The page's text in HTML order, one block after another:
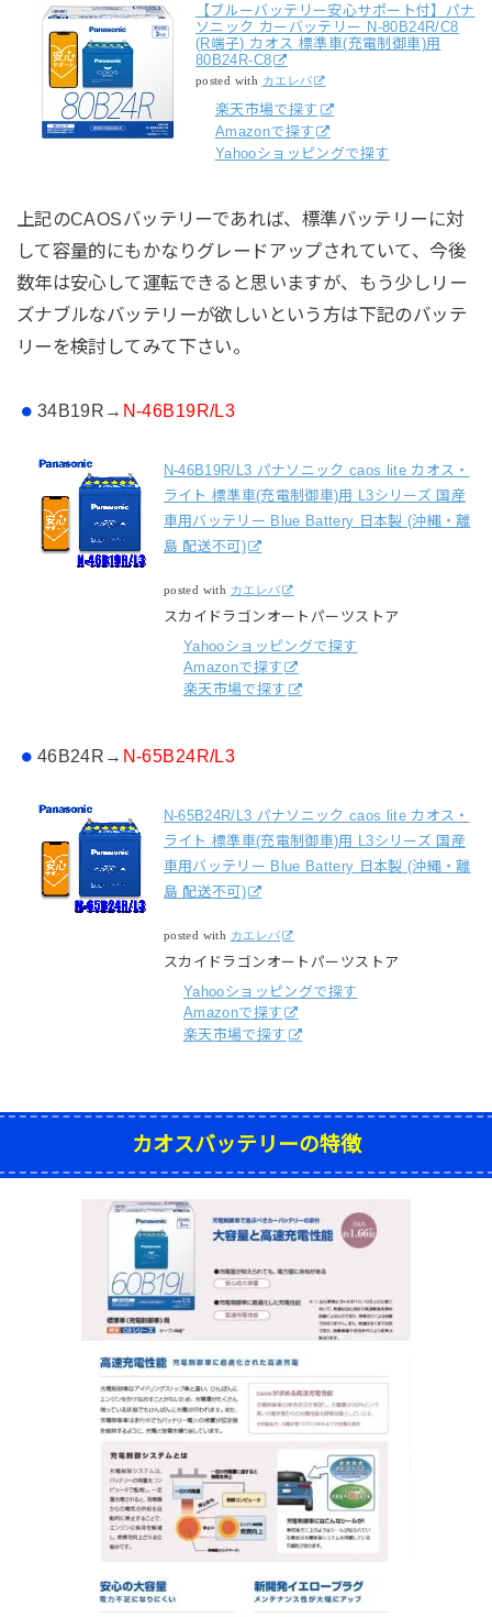
【ブルーバッテリー安心サポート付】パナ
ソニック カーバッテリー N-80B24R/C8
(R端子) カオス 標準車(充電制御車)用
80B24R-C8
posted with カエレバ
楽天市場で探す
Amazonで探す
Yahooショッピングで探す
上記のCAOSバッテリーであれば、標準バッテリーに対
して容量的にもかなりグレードアップされていて、今後
数年は安心して運転できると思いますが、もう少しリー
ズナブルなバッテリーが欲しいという方は下記のバッテ
リーを検討してみて下さい。
34B19R→ N-46B19R/L3
N-46B19R/L3 パナソニック caos lite カオス・
ライト 標準車(充電制御車)用 L3シリーズ 国産
車用バッテリー Blue Battery 日本製 (沖縄・離
島 配送不可)
posted with カエレバ
スカイドラゴンオートパーツストア
Yahooショッピングで探す
Amazonで探す
楽天市場で探す
46B24R→ N-65B24R/L3
N-65B24R/L3 パナソニック caos lite カオス・
ライト 標準車(充電制御車)用 L3シリーズ 国産
車用バッテリー Blue Battery 日本製 (沖縄・離
島 配送不可)
posted with カエレバ
スカイドラゴンオートパーツストア
Yahooショッピングで探す
Amazonで探す
楽天市場で探す
カオスバッテリーの特徴